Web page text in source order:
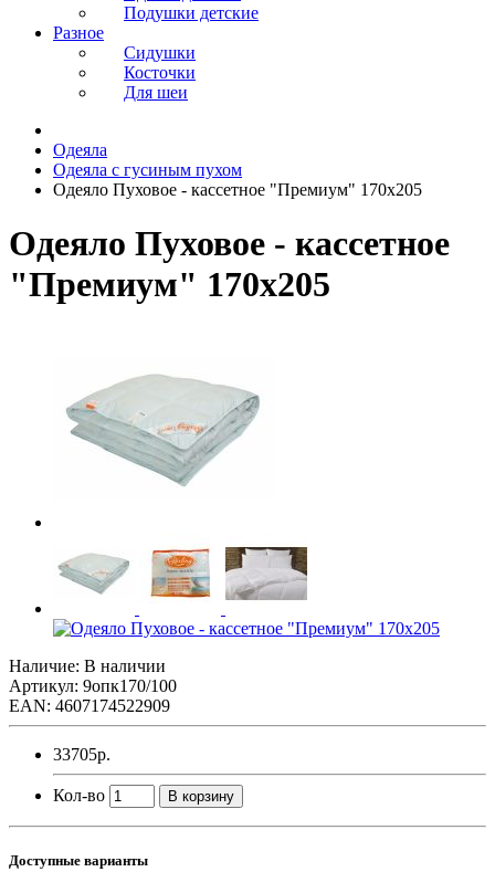
Подушки детские
Разное
Сидушки
Косточки
Для шеи
Одеяла
Одеяла с гусиным пухом
Одеяло Пуховое - кассетное "Премиум" 170x205
Одеяло Пуховое - кассетное
"Премиум" 170x205
Наличие: В наличии
Артикул: 9опк170/100
EAN: 4607174522909
33705р.
Кол-во В корзину
Доступные варианты